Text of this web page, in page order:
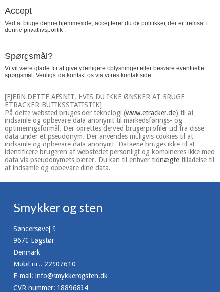
Accept
Ved at bruge denne hjemmeside, accepterer du de politikker, der er fremsat i
denne privatlivspolitik .
Spørgsmål?
Vi vil være glade for at give yderligere oplysninger eller besvare eventuelle
spørgsmål. Venligst da kontakt os via vores kontaktside
[FJERN DETTE AFSNIT, HVIS DU IKKE ØNSKER AT BRUGE
ETRACKER-BUTIKSSTATISTIK]
På dette websted bruges der teknologi (www.etracker.de) til at
indsamle og opbevare data anonymt til markedsførings- og
optimeringsformål. Der oprettes derved brugerprofiler ud fra disse
data under et pseudonym. Der anvendes muligvis cookies til at
indsamle og opbevare data anonymt. Dataene bruges ikke til at
identificere brugeren af webstedet personligt og kombineres ikke med
data via pseudonymets bærer. Du kan til enhver tidnægte tilladelse til
at indsamle og opbevare dine data.
Smykker og sten
Søndersøvej 9
9670 Løgstør
Denmark
Mobil nr.: 22907610
E-mail : info@smykkerogsten.dk
CVR-nummer: 18896834